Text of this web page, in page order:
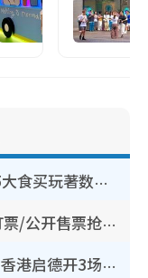
【8月生日优惠2026】全港85大食买玩著数攻略 自助餐/火锅放题同行免费＋诚品/DONKI送现金券
人夫集团｜Klook套票/优先订票/公开售票抢票攻略！附票价.购票连结.场地座位表
BIGBANG演唱会2026︱11月香港启德开3场！实名制VIP申请、优先购票攻略